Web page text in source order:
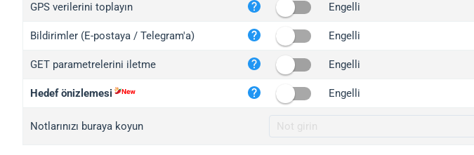
iplogger.com
iplogger.co
2no.co
yip.su
iplogger.info
GPS verilerini toplayın Engelli
Bildirimler (E-postaya / Telegram'a) Engelli
GET parametrelerini iletme Engelli
Hedef önizlemesi Engelli
Notlarınızı buraya koyun